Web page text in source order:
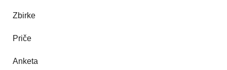
Zbirke
Priče
Anketa